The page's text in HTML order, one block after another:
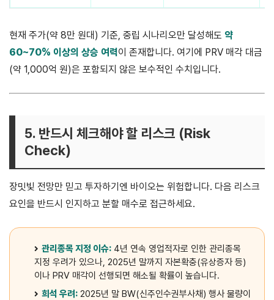
현재 주가(약 8만 원대) 기준, 중립 시나리오만 달성해도 약
60~70% 이상의 상승 여력이 존재합니다. 여기에 PRV 매각 대금
(약 1,000억 원)은 포함되지 않은 보수적인 수치입니다.
5. 반드시 체크해야 할 리스크 (Risk
Check)
장밋빛 전망만 믿고 투자하기엔 바이오는 위험합니다. 다음 리스크
요인을 반드시 인지하고 분할 매수로 접근하세요.
관리종목 지정 이슈: 4년 연속 영업적자로 인한 관리종목
지정 우려가 있으나, 2025년 말까지 자본확충(유상증자 등)
이나 PRV 매각이 선행되면 해소될 확률이 높습니다.
희석 우려: 2025년 말 BW(신주인수권부사채) 행사 물량이